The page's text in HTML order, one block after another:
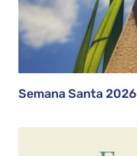
Semana Santa 2026